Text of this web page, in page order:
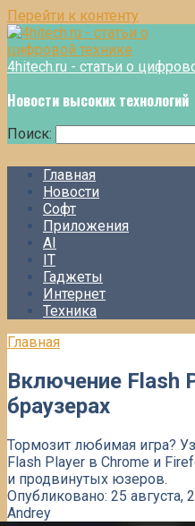
Перейти к контенту
4hitech.ru - статьи о
Новости высоких технологий
Поиск:
Главная
Новости
Софт
Приложения
AI
IT
Гаджеты
Интернет
Техника
Главная
Включение Flash
браузерах
Тормозит любимая игра?
Flash Player в Chrome и
и продвинутых юзеров.
Опубликовано: 25 августа,
Andrey